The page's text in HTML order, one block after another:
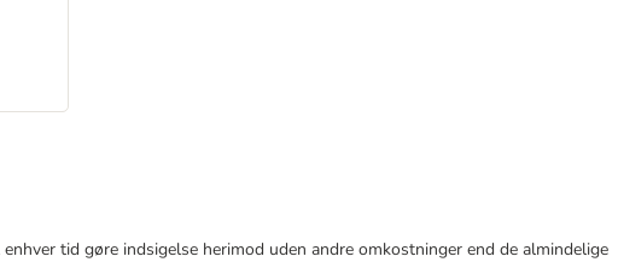
tid gøre indsigelse herimod uden andre omkostninger end de almindelige